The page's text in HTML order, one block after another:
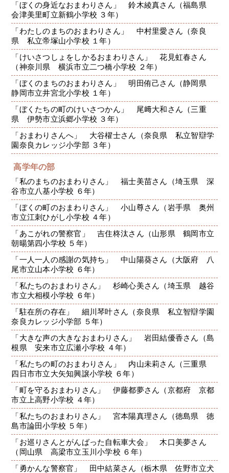
「ぼくの身近なおまわりさん」 鈴木綾真さん（福島県
会津美里町立新鶴小学校 ３年）
「わたしのまちのおまわりさん」 中村里愛さん（奈良
県 私立帝塚山小学校 １年）
「けいさつしょをしかるおまわりさん」 花見虹春さん
（神奈川県 横浜市立二つ橋小学校 ２年）
「ぼくのまちのおまわりさん」 明田侑己さん（静岡県
静岡市立井宮北小学校 １年）
「ぼくたちの町のけいさつかん」 尾﨑大和さん（三重
県 伊勢市立浜郷小学校 ３年）
「おまわりさんへ」 大谷櫂士さん（奈良県 私立智辯学
園奈良カレッジ小学部 ３年）
高学年の部
「私のまちのおまわりさん」 福士美苗さん（埼玉県 深
谷市立八基小学校 ６年）
「ぼくの町のおまわりさん」 小山尊さん（岩手県 奥州
市立江刺ひがし小学校 ４年）
「あこがれの警察官」 吉住柊汰さん（山形県 鶴岡市立
朝暘第四小学校 ５年）
「一人一人の感謝の気持ち」 中山陽葵さん（大阪府 八
尾市立山本小学校 ６年）
「私たちのおまわりさん」 杉崎心美さん（埼玉県 越谷
市立大相模小学校 ６年）
「駐在所の存在」 細川琴叶さん（奈良県 私立智辯学園
奈良カレッジ小学部 ５年）
「大きな声の大きなおまわりさん」 岩田結優香さん（島
根県 安来市立広瀬小学校 ４年）
「私たちの町のおまわりさん」 内山未莉さん（三重県
四日市市立大矢知興譲小学校 ６年）
「町を守るおまわりさん」 伊藤都夢さん（京都府 京都
市立上高野小学校 ４年）
「私たちのおまわりさん」 宮本陽真理さん（徳島県 徳
島市論田小学校 ５年）
「お巡りさんとがんばった自転車大会」 木口美夢さん
（岡山県 高梁市立玉川小学校 ６年）
「勇かんな警察官」 田中結菜さん（栃木県 佐野市立犬